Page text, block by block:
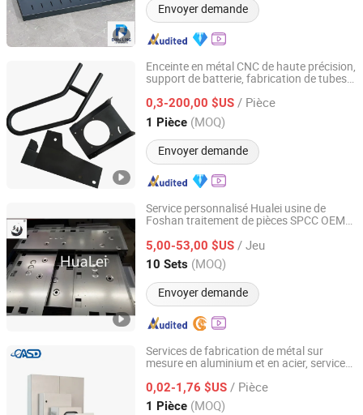
Envoyer demande
Enceinte en métal CNC de haute précision,
support de batterie, fabrication de tubes
estampage, pliage, soudage,
aluminium brossé
0,3-200,00 $US / Pièce
1 Pièce (MOQ)
Envoyer demande
Qingdao Lianchengda Machinery Co., Ltd.
Shandong, China Depuis 2025
Service personnalisé Hualei usine de
Foshan traitement de pièces SPCC OEM
5,00-53,00 $US / Jeu
10 Sets (MOQ)
Envoyer demande
Guangdong HuaLei Metal Manufacturing Co., Ltd
Guangdong, China Depuis 2023
Services de fabrication de métal sur
mesure en aluminium et en acier, services
tôlesmétallique s
0,02-1,76 $US / Pièce
1 Pièce (MOQ)
Cascade Precision Sheet Metal Co., Ltd
Jiangsu, China Depuis 2024